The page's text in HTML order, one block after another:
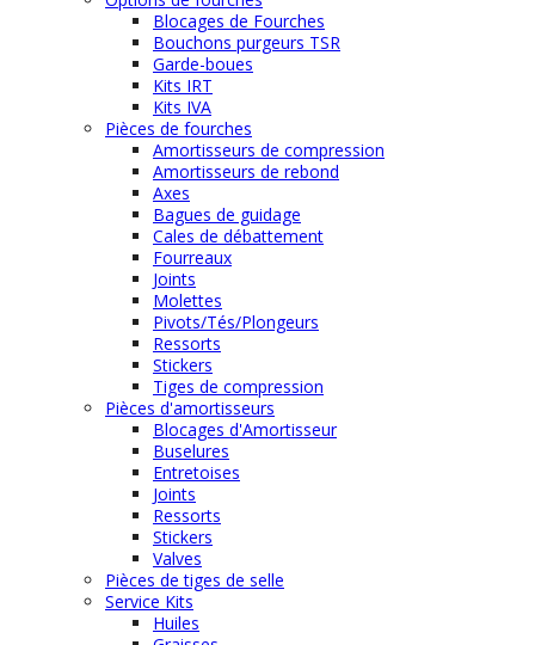
Blocages de Fourches
Bouchons purgeurs TSR
Garde-boues
Kits IRT
Kits IVA
Pièces de fourches
Amortisseurs de compression
Amortisseurs de rebond
Axes
Bagues de guidage
Cales de débattement
Fourreaux
Joints
Molettes
Pivots/Tés/Plongeurs
Ressorts
Stickers
Tiges de compression
Pièces d'amortisseurs
Blocages d'Amortisseur
Buselures
Entretoises
Joints
Ressorts
Stickers
Valves
Pièces de tiges de selle
Service Kits
Huiles